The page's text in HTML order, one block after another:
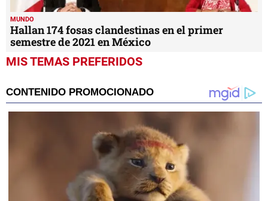
MUNDO
Hallan 174 fosas clandestinas en el primer
semestre de 2021 en México
MIS TEMAS PREFERIDOS